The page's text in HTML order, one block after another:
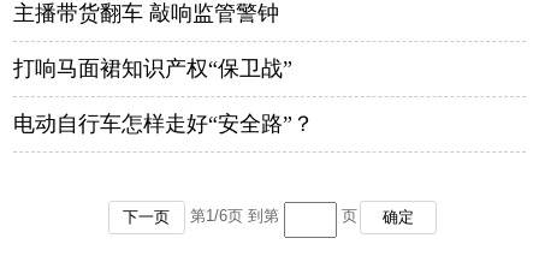
主播带货翻车 敲响监管警钟
打响马面裙知识产权“保卫战”
电动自行车怎样走好“安全路”？
下一页 第1/6页 到第 页 确定